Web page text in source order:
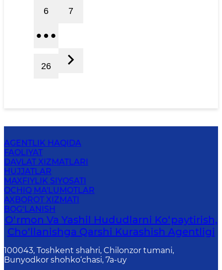
6 7
26
AGENTLIK HAQIDA
FAOLIYAT
DAVLAT XIZMATLARI
HUJJATLAR
MAXFIYLIK SIYOSATI
OCHIQ MA'LUMOTLAR
AXBOROT XIZMATI
BOG‘LANISH
O‘rmon Va Yashil Hududlarni Ko‘paytirish,
Cho‘llanishga Qarshi Kurashish Agentligi
100043, Toshkent shahri, Chilonzor tumani,
Bunyodkor shohko‘chasi, 7a-uy